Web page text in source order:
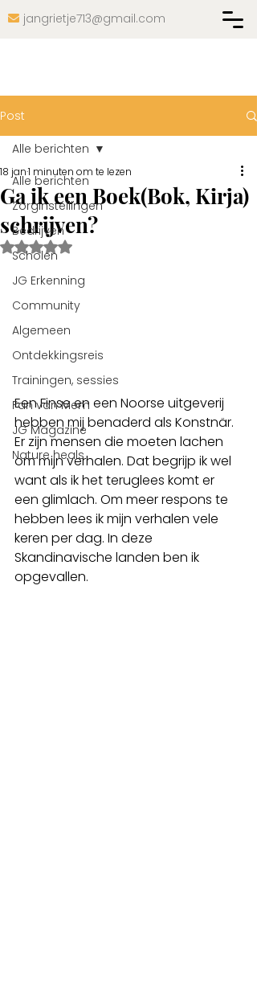
 jangrietje713@gmail.com
Post
Alle berichten
Zorginstellingen
Bedrijven
Scholen
JG Erkenning
Community
Algemeen
Ontdekkingsreis
Trainingen, sessies
Fan van Mem
JG Magazine
Nature heals
Alle berichten
Ga ik een Boek(Bok, Kirja)
schrijven?
18 jan1 minuten om te lezen
Beoordeeld met NaN uit 5 sterren.
Een Finse en een Noorse uitgeverij
hebben mij benaderd als Konstnär.
Er zijn mensen die moeten lachen
om mijn verhalen. Dat begrijp ik wel
want als ik het teruglees komt er
een glimlach. Om meer respons te
hebben lees ik mijn verhalen vele
keren per dag. In deze
Skandinavische landen ben ik
opgevallen.